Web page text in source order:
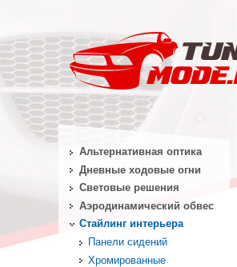
Альтернативная оптика
Дневные ходовые огни
Световые решения
Аэродинамический обвес
Стайлинг интерьера
Панели сидений
Хромированные